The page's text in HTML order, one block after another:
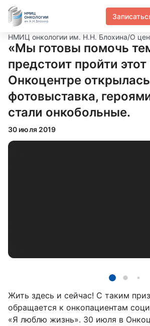
НМИЦ онкологии им. Н.Н. Блохина/О
«Мы готовы помочь
предстоит пройти этот
Онкоцентре открылась
фотовыставка,
стали онкобольные.
30 июля 2019
Жить здесь и сейчас! С таким
обращается к онкопациентам
«Я люблю жизнь». 30 июля в